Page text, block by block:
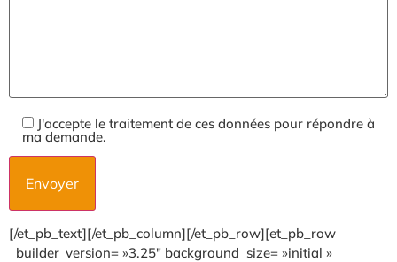
J'accepte le traitement de ces données pour répondre à
ma demande.
[/et_pb_text][/et_pb_column][/et_pb_row][et_pb_row
_builder_version= »3.25″ background_size= »initial »